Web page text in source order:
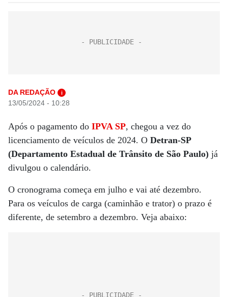
DA REDAÇÃO i
13/05/2024 - 10:28
Após o pagamento do IPVA SP, chegou a vez do
licenciamento de veículos de 2024. O Detran-SP
(Departamento Estadual de Trânsito de São Paulo) já
divulgou o calendário.
O cronograma começa em julho e vai até dezembro.
Para os veículos de carga (caminhão e trator) o prazo é
diferente, de setembro a dezembro. Veja abaixo: